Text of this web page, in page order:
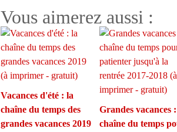
Vous aimerez aussi :
Vacances d'été : la
chaîne du temps des
grandes vacances 2019
Grandes vacances
chaîne du temps